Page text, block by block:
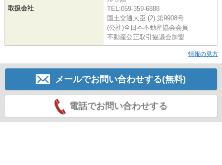
取扱会社
TEL:059-359-6888
国土交通大臣 (2) 第9908号
(公社)全日本不動産協会会員
不動産公正取引協議会加盟
情報の見方
メールでお問い合わせする(無料)
電話でお問い合わせする